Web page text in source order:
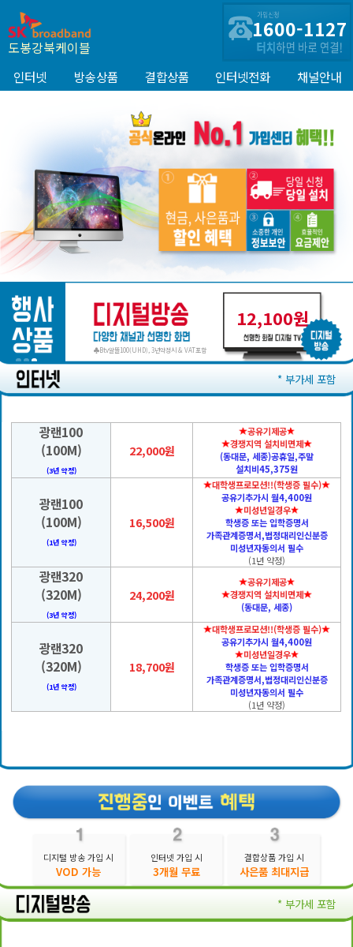
도봉강북케이블
1600-1127
인터넷 방송상품 결합상품 인터넷전화 채널안내
12,100원
♣Btv알뜰100(UHD), 3년약정시 & VAT포함
* 부가세 포함
광랜100
(100M)
(3년 약정)
22,000원
공유기제공
경쟁지역 설치비면제
(동대문, 세종)공휴일,주말
설치비45,375원
광랜100
(100M)
(1년 약정)
16,500원
대학생프로모션!!(학생증 필수)
공유기추가시 월4,400원
미성년일경우
학생증 또는 입학증명서
가족관계증명서,법정대리인신분증
미성년자동의서 필수
(1년 약정)
광랜320
(320M)
(3년 약정)
24,200원
공유기제공
경쟁지역 설치비면제
(동대문, 세종)
광랜320
(320M)
(1년 약정)
18,700원
대학생프로모션!!(학생증 필수)
공유기추가시 월4,400원
미성년일경우
학생증 또는 입학증명서
가족관계증명서,법정대리인신분증
미성년자동의서 필수
(1년 약정)
디지털 방송 가입 시
VOD 가능
인터넷 가입 시
3개월 무료
결합상품 가입 시
사은품 최대지급
* 부가세 포함